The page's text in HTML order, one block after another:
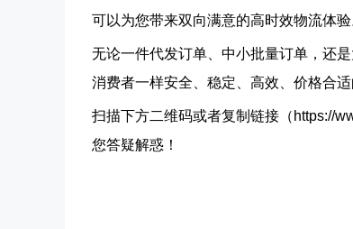
可以为您带来双向满意的高时效物流体验
无论一件代发订单、中小批量订单，还
消费者一样安全、稳定、高效、价格合适
扫描下方二维码或者复制链接（https://
您答疑解惑！